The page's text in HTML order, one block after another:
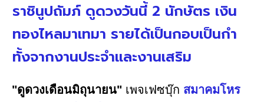
ราชินูปถัมภ์ ดูดวงวันนี้ 2 นักษัตร เงิน
ทองไหลมาเทมา รายได้เป็นกอบเป็นกำ
ทั้งจากงานประจำและงานเสริม
"ดูดวงเดือนมิถุนายน" เพจเฟซบุ๊ก สมาคมโหร